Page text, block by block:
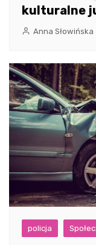
kulturalne
Anna Słowińska
policja